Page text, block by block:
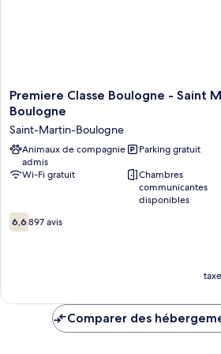
Premiere
Classe
Boulogne
-
Saint
Martin
les
Martin-
Boulogne
Premiere Classe Boulogne - Saint
Boulogne
Saint-Martin-Boulogne
Animaux de compagnie
admis
Parking gratuit
Wi-Fi gratuit
Chambres
communicantes
disponibles
6.6
sur
6,6 897 avis
Comparer des